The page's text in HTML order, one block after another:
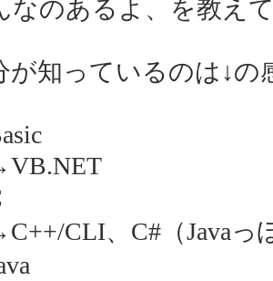
なのあるよ、を教え
が知っているのは↓の
CLI、C#（Javaっ